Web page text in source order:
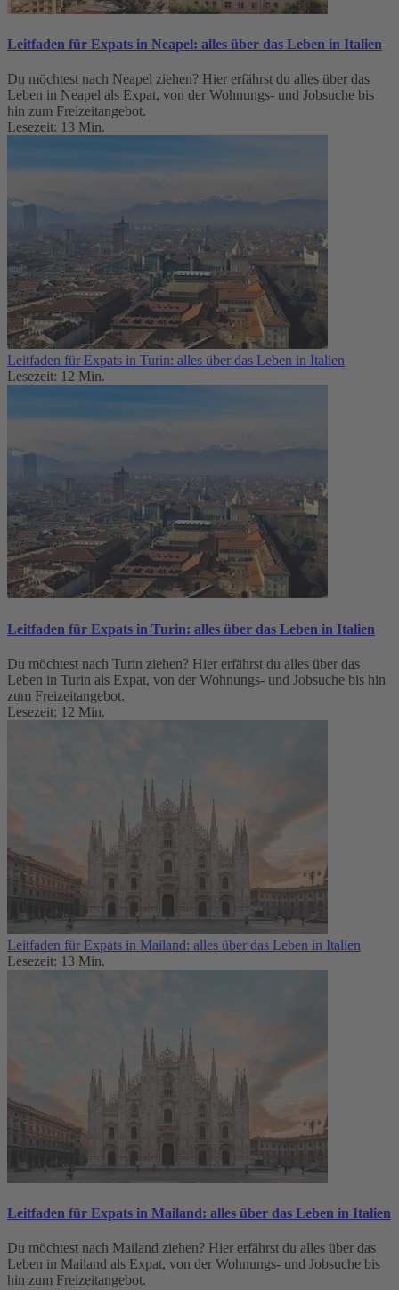
Leitfaden für Expats in Neapel: alles über das Leben in Italien
Du möchtest nach Neapel ziehen? Hier erfährst du alles über das
Leben in Neapel als Expat, von der Wohnungs- und Jobsuche bis
hin zum Freizeitangebot.
Lesezeit: 13 Min.
Leitfaden für Expats in Turin: alles über das Leben in Italien
Lesezeit: 12 Min.
Leitfaden für Expats in Turin: alles über das Leben in Italien
Du möchtest nach Turin ziehen? Hier erfährst du alles über das
Leben in Turin als Expat, von der Wohnungs- und Jobsuche bis hin
zum Freizeitangebot.
Lesezeit: 12 Min.
Leitfaden für Expats in Mailand: alles über das Leben in Italien
Lesezeit: 13 Min.
Leitfaden für Expats in Mailand: alles über das Leben in Italien
Du möchtest nach Mailand ziehen? Hier erfährst du alles über das
Leben in Mailand als Expat, von der Wohnungs- und Jobsuche bis
hin zum Freizeitangebot.